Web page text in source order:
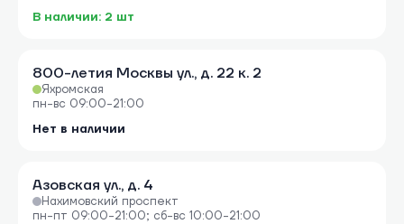
В наличии: 2 шт
800-летия Москвы ул., д. 22 к. 2
Яхромская
пн-вс 09:00-21:00
Нет в наличии
Азовская ул., д. 4
Нахимовский проспект
пн-пт 09:00-21:00; сб-вс 10:00-21:00